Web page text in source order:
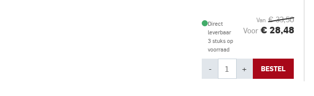
Direct
leverbaar
3 stuks op
voorraad
Van € 33,50
Voor€ 28,48
- + BESTEL